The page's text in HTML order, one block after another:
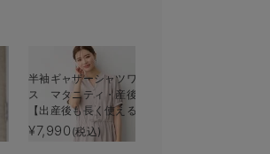
半袖ギャザーシャツワンピー
ス マタニティ・産後授乳服
【出産後も長く使える】
¥7,990 (税込)